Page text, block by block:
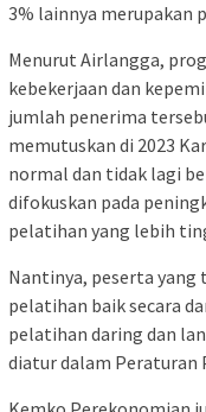
3% lainnya merupakan
Menurut Airlangga,
kebekerjaan dan
jumlah penerima
memutuskan di 2023
normal dan tidak lagi
difokuskan pada
pelatihan yang lebih
Nantinya, peserta
pelatihan baik secara
pelatihan daring dan
diatur dalam Peraturan